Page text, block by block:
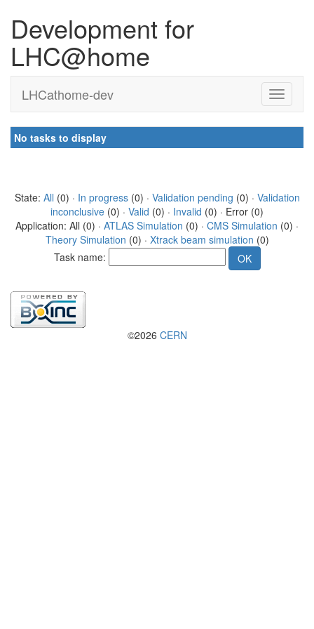
Development for
LHC@home
LHCathome-dev
No tasks to display
State: All (0) · In progress(0) · Validation pending (0) · Validation
inconclusive (0) · Valid (0) · Invalid (0) · Error (0)
Application: All (0) · ATLAS Simulation (0) · CMS Simulation (0) ·
Theory Simulation (0) · Xtrack beam simulation (0)
Task name:
©2026 CERN